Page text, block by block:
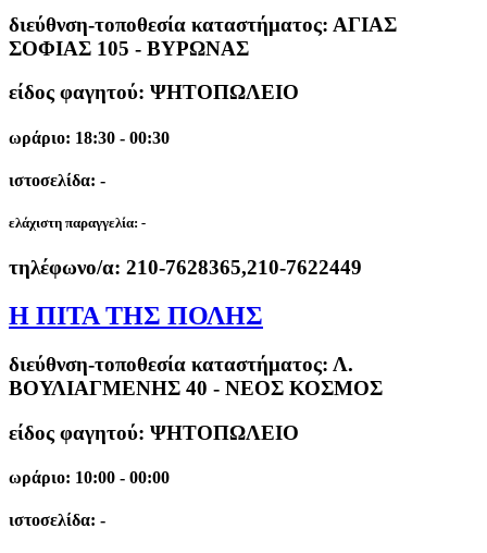
διεύθνση-τοποθεσία καταστήματος: ΑΓΙΑΣ
ΣΟΦΙΑΣ 105 - ΒΥΡΩΝΑΣ
είδος φαγητού: ΨΗΤΟΠΩΛΕΙΟ
ωράριο: 18:30 - 00:30
ιστοσελίδα: -
ελάχιστη παραγγελία: -
τηλέφωνο/α: 210-7628365,210-7622449
Η ΠΙΤΑ ΤΗΣ ΠΟΛΗΣ
διεύθνση-τοποθεσία καταστήματος: Λ.
ΒΟΥΛΙΑΓΜΕΝΗΣ 40 - ΝΕΟΣ ΚΟΣΜΟΣ
είδος φαγητού: ΨΗΤΟΠΩΛΕΙΟ
ωράριο: 10:00 - 00:00
ιστοσελίδα: -